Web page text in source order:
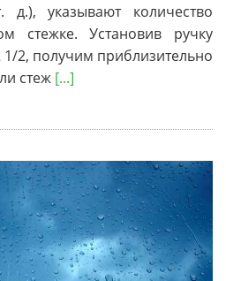
указывают количество
стежке. Установив ручку
1/2, получим приблизительно
стеж [...]